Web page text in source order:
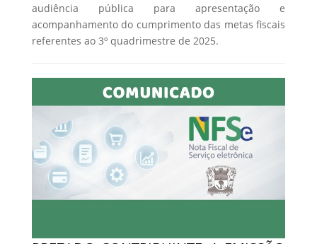
audiência pública para apresentação e
acompanhamento do cumprimento das metas fiscais
referentes ao 3º quadrimestre de 2025.